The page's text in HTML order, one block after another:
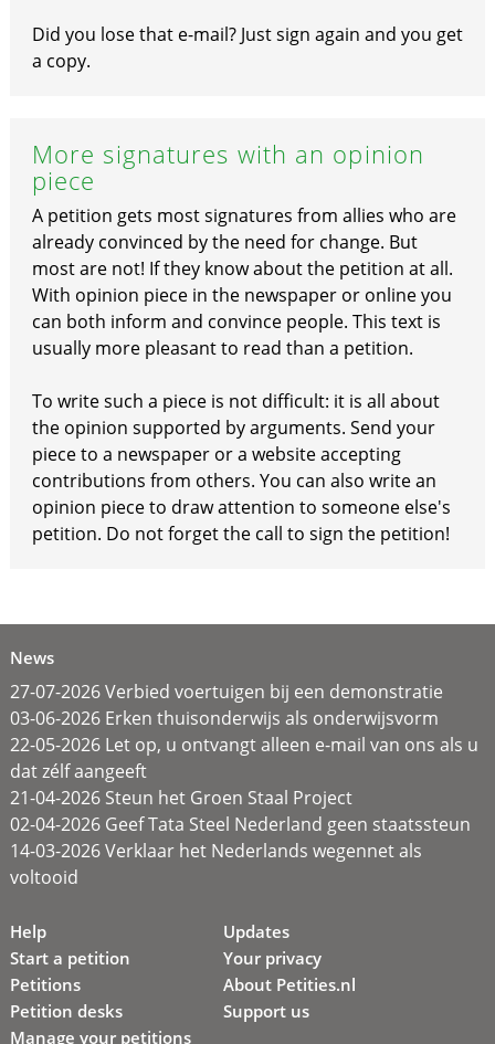
Did you lose that e-mail? Just sign again and you get
a copy.
More signatures with an opinion
piece
A petition gets most signatures from allies who are
already convinced by the need for change. But
most are not! If they know about the petition at all.
With opinion piece in the newspaper or online you
can both inform and convince people. This text is
usually more pleasant to read than a petition.
To write such a piece is not difficult: it is all about
the opinion supported by arguments. Send your
piece to a newspaper or a website accepting
contributions from others. You can also write an
opinion piece to draw attention to someone else's
petition. Do not forget the call to sign the petition!
News
27-07-2026 Verbied voertuigen bij een demonstratie
03-06-2026 Erken thuisonderwijs als onderwijsvorm
22-05-2026 Let op, u ontvangt alleen e-mail van ons als u
dat zélf aangeeft
21-04-2026 Steun het Groen Staal Project
02-04-2026 Geef Tata Steel Nederland geen staatssteun
14-03-2026 Verklaar het Nederlands wegennet als
voltooid
Help
Start a petition
Petitions
Petition desks
Manage your petitions
Updates
Your privacy
About Petities.nl
Support us